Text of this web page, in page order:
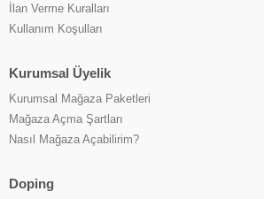
İlan Verme Kuralları
Kullanım Koşulları
Kurumsal Üyelik
Kurumsal Mağaza Paketleri
Mağaza Açma Şartları
Nasıl Mağaza Açabilirim?
Doping